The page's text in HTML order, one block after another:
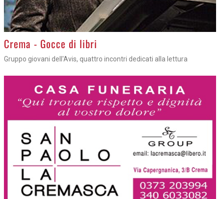
Crema - Gocce di libri
Gruppo giovani dell'Avis, quattro incontri dedicati alla lettura